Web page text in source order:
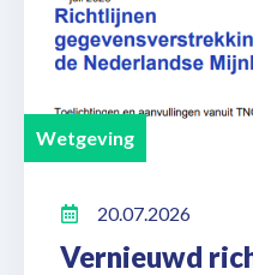
Wetgeving
20.07.2026
Vernieuwd